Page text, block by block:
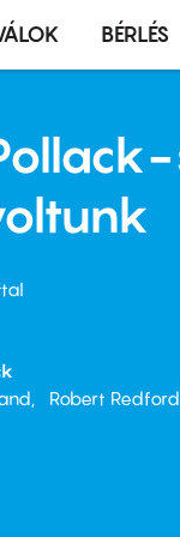
BÉRLÉS
Robert Redford